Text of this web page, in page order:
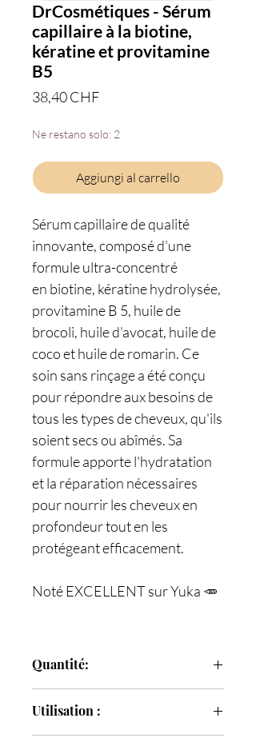
DrCosmétiques - Sérum
capillaire à la biotine,
kératine et provitamine
B5
38,40 CHFPrezzo
Ne restano solo: 2
Aggiungi al carrello
Sérum capillaire de qualité
innovante, composé d'une
formule ultra-concentré
en biotine, kératine hydrolysée,
provitamine B 5, huile de
brocoli, huile d'avocat, huile de
coco et huile de romarin. Ce
soin sans rinçage a été conçu
pour répondre aux besoins de
tous les types de cheveux, qu'ils
soient secs ou abîmés. Sa
formule apporte l'hydratation
et la réparation nécessaires
pour nourrir les cheveux en
profondeur tout en les
protégeant efficacement.
Noté EXCELLENT sur Yuka 🥕
Quantité:
Utilisation :